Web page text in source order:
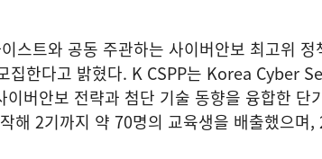
스트와 공동 주관하는 사이버안보 최고위
집한다고 밝혔다. K CSPP는 Korea Cyber
이버안보 전략과 첨단 기술 동향을 융합한 단
해 2기까지 약 70명의 교육생을 배출했으며